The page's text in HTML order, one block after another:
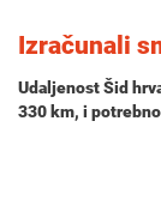
Izračunali
Udaljenost Šid
330 km, i